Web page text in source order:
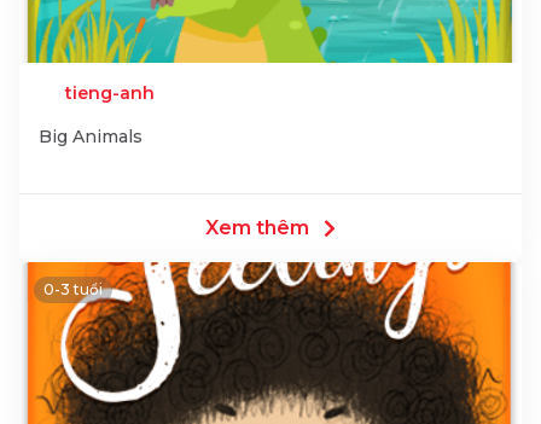
tieng-anh
Big Animals
Xem thêm
0-3 tuổi